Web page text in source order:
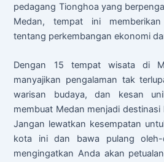
pedagang Tionghoa yang
Medan, tempat ini
tentang perkembangan ekonomi
Dengan 15 tempat wisata di
manyajikan pengalaman tak
warisan budaya, dan kesan
membuat Medan menjadi
Jangan lewatkan kesempatan
kota ini dan bawa pulang
mengingatkan Anda akan